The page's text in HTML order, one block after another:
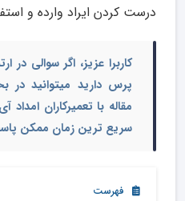
درست کردن ایراد وارده و
کاربرا عزیز، اگر سوالی در
پرس دارید میتوانید در
مقاله با تعمیرکاران
سریع ترین زمان ممکن
فهرست